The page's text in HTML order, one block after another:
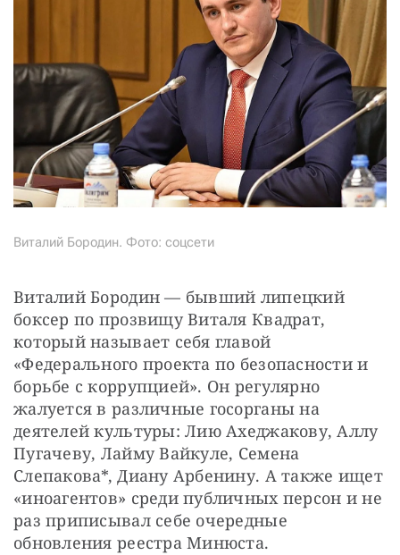
Виталий Бородин. Фото: соцсети
Виталий Бородин — бывший липецкий
боксер по прозвищу Виталя Квадрат,
который называет себя главой
«Федерального проекта по безопасности и
борьбе с коррупцией». Он регулярно
жалуется в различные госорганы на
деятелей культуры: Лию Ахеджакову, Аллу
Пугачеву, Лайму Вайкуле, Семена
Слепакова*, Диану Арбенину. А также ищет
«иноагентов» среди публичных персон и не
раз приписывал себе очередные
обновления реестра Минюста.